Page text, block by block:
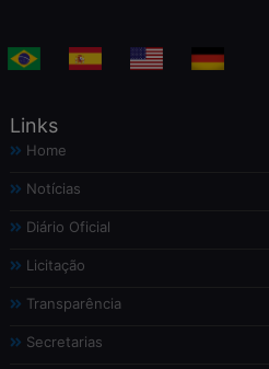
Links
Home
Notícias
Diário Oficial
Licitação
Transparência
Secretarias